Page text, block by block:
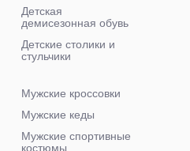
Детская
демисезонная обувь
Детские столики и
стульчики
Мужские кроссовки
Мужские кеды
Мужские спортивные
костюмы